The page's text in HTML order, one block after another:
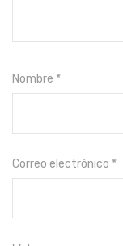
Nombre *
Correo electrónico *